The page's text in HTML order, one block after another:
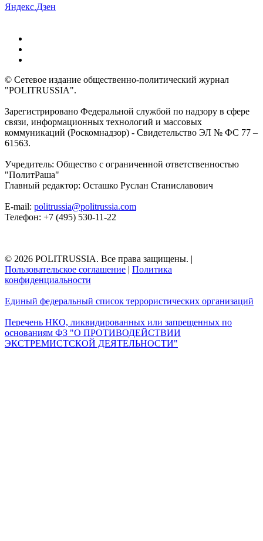
Яндекс.Дзен
© Сетевое издание общественно-политический журнал
"POLITRUSSIA".
Зарегистрировано Федеральной службой по надзору в сфере
связи, информационных технологий и массовых
коммуникаций (Роскомнадзор) - Свидетельство ЭЛ № ФС 77 –
61563.
Учредитель: Общество с ограниченной ответственностью
"ПолитРаша"
Главный редактор: Осташко Руслан Станиславович
E-mail: politrussia@politrussia.com
Телефон: +7 (495) 530-11-22
© 2026 POLITRUSSIA. Все права защищены. |
Пользовательское соглашение | Политика
конфиденциальности
Единый федеральный список террористических организаций
Перечень НКО, ликвидированных или запрещенных по
основаниям ФЗ "О ПРОТИВОДЕЙСТВИИ
ЭКСТРЕМИСТСКОЙ ДЕЯТЕЛЬНОСТИ"